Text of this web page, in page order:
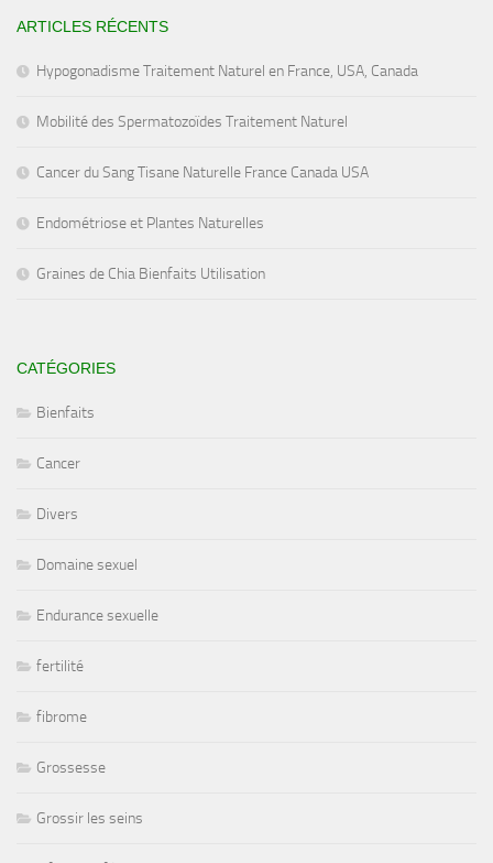
ARTICLES RÉCENTS
Hypogonadisme Traitement Naturel en France, USA, Canada
Mobilité des Spermatozoïdes Traitement Naturel
Cancer du Sang Tisane Naturelle France Canada USA
Endométriose et Plantes Naturelles
Graines de Chia Bienfaits Utilisation
CATÉGORIES
Bienfaits
Cancer
Divers
Domaine sexuel
Endurance sexuelle
fertilité
fibrome
Grossesse
Grossir les seins